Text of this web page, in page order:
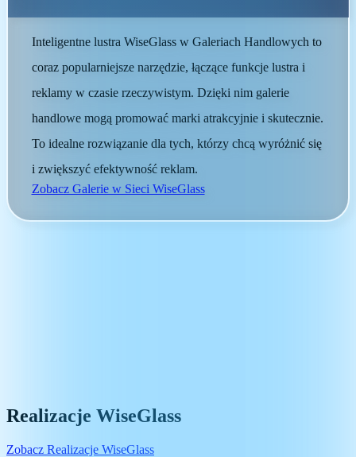
Inteligentne lustra WiseGlass w Galeriach Handlowych to
coraz popularniejsze narzędzie, łączące funkcje lustra i
reklamy w czasie rzeczywistym. Dzięki nim galerie
handlowe mogą promować marki atrakcyjnie i skutecznie.
To idealne rozwiązanie dla tych, którzy chcą wyróżnić się
i zwiększyć efektywność reklam.
Zobacz Galerie w Sieci WiseGlass
Realizacje WiseGlass
Zobacz Realizacje WiseGlass